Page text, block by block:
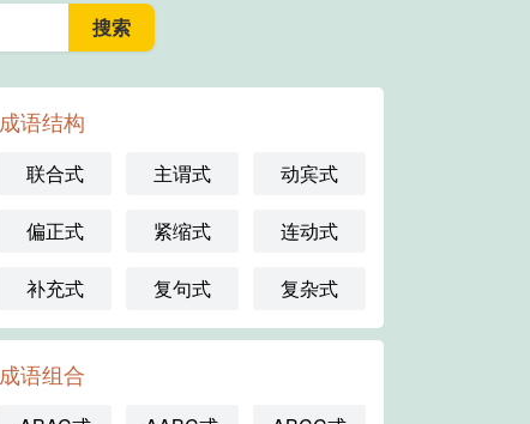
成语结构
联合式 主谓式 动宾式
偏正式 紧缩式 连动式
补充式 复句式 复杂式
成语组合